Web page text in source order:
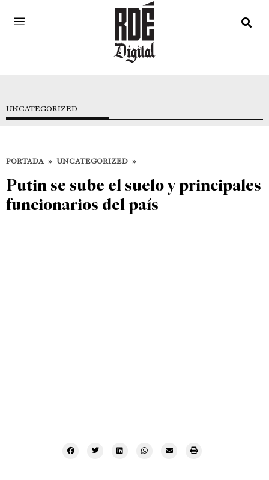
UNCATEGORIZED
PORTADA » UNCATEGORIZED »
Putin se sube el suelo y principales
funcionarios del país